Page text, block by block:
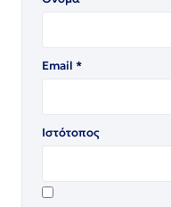
Email *
Ιστότοπος